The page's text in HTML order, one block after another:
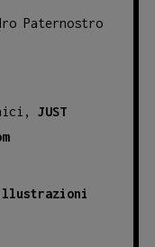
Paternostro
JUST